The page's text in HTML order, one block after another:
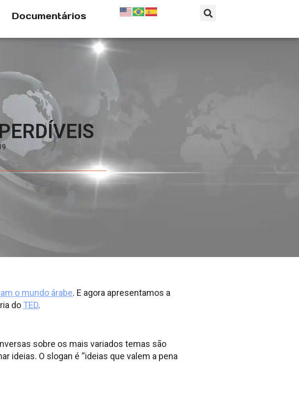
Documentários
o mundo árabe. E agora apresentamos a
do TED.
sobre os mais variados temas são
ideias. O slogan é “ideias que valem a pena